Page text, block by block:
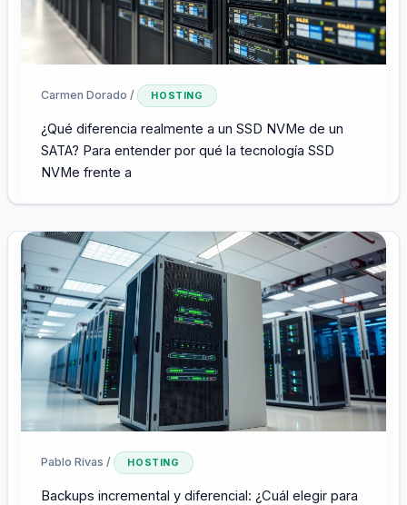
Carmen Dorado/ HOSTING
¿Qué diferencia realmente a un SSD NVMe de un
SATA? Para entender por qué la tecnología SSD
NVMe frente a
Pablo Rivas/ HOSTING
Backups incremental y diferencial: ¿Cuál elegir para